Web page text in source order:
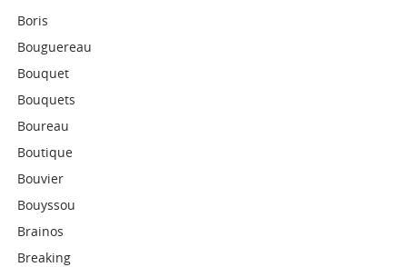
Boris
Bouguereau
Bouquet
Bouquets
Boureau
Boutique
Bouvier
Bouyssou
Brainos
Breaking